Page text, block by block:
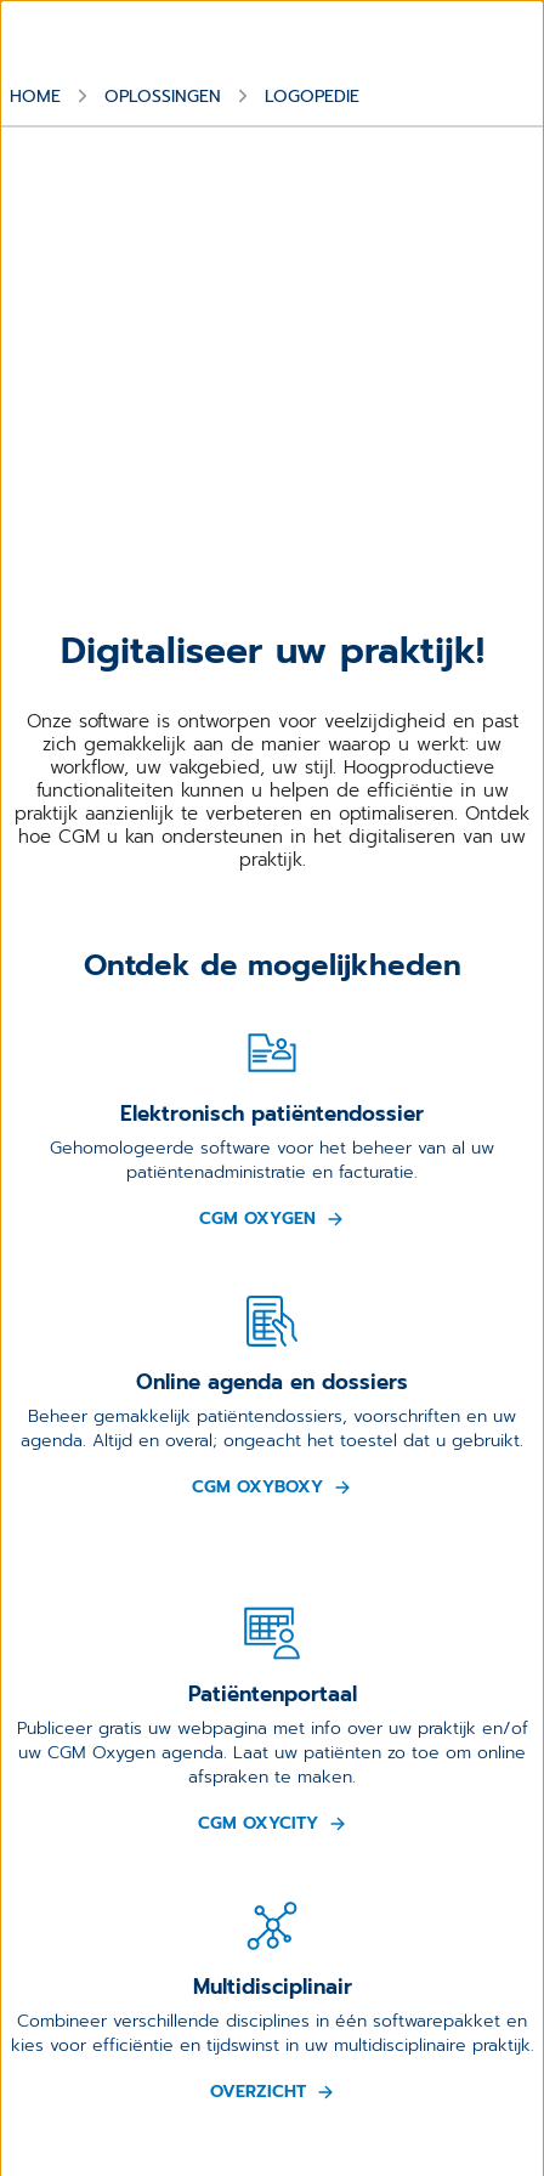
HOME OPLOSSINGEN LOGOPEDIE
Digitaliseer uw praktijk!
Onze software is ontworpen voor veelzijdigheid en past
zich gemakkelijk aan de manier waarop u werkt: uw
workflow, uw vakgebied, uw stijl. Hoogproductieve
functionaliteiten kunnen u helpen de efficiëntie in uw
praktijk aanzienlijk te verbeteren en optimaliseren. Ontdek
hoe CGM u kan ondersteunen in het digitaliseren van uw
praktijk.
Ontdek de mogelijkheden
Elektronisch patiëntendossier
Gehomologeerde software voor het beheer van al uw
patiëntenadministratie en facturatie.
CGM OXYGEN
Online agenda en dossiers
Beheer gemakkelijk patiëntendossiers, voorschriften en uw
agenda. Altijd en overal; ongeacht het toestel dat u gebruikt.
CGM OXYBOXY
Patiëntenportaal
Publiceer gratis uw webpagina met info over uw praktijk en/of
uw CGM Oxygen agenda. Laat uw patiënten zo toe om online
afspraken te maken.
CGM OXYCITY
Multidisciplinair
Combineer verschillende disciplines in één softwarepakket en
kies voor efficiëntie en tijdswinst in uw multidisciplinaire praktijk.
OVERZICHT